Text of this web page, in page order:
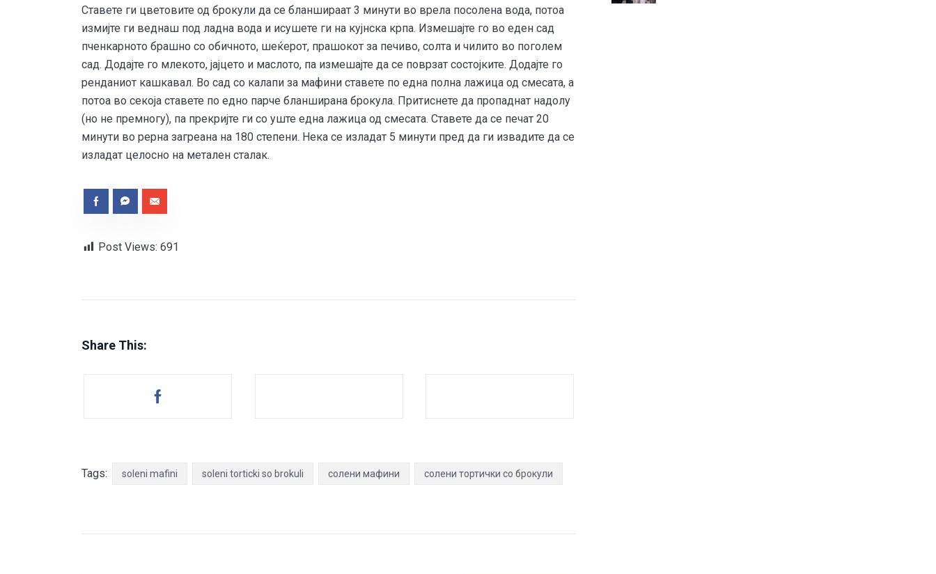
Ставете ги цветовите од брокули да се бланшираат 3 минути во врела посолена вода, потоа
измијте ги веднаш под ладна вода и исушете ги на кујнска крпа. Измешајте го во еден сад
пченкарното брашно со обичното, шеќерот, прашокот за печиво, солта и чилито во поголем
сад. Додајте го млекото, јајцето и маслото, па измешајте да се поврзат состојките. Додајте го
ренданиот кашкавал. Во сад со калапи за мафини ставете по една полна лажица од смесата, а
потоа во секоја ставете по едно парче бланширана брокула. Притиснете да пропаднат надолу
(но не премногу), па прекријте ги со уште една лажица од смесата. Ставете да се печат 20
минути во рерна загреана на 180 степени. Нека се изладат 5 минути пред да ги извадите да се
изладат целосно на метален сталак.
Post Views: 691
Share This:
Tags: soleni mafini soleni torticki so brokuli солени мафини солени тортички со брокули